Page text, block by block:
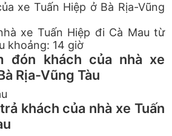
xe Tuấn Hiệp ở Bà Rịa-Vũng
xe Tuấn Hiệp đi Cà Mau từ
khoảng: 14 giờ
đón khách của nhà xe
Rịa-Vũng Tàu
khách của nhà xe Tuấn